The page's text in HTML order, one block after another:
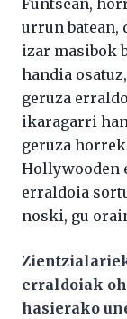
Funtsean,
urrun batean,
izar masibok
handia
geruza
ikaragarri
geruza
Hollywooden
erraldoia
noski, gu
erraldoiak
hasierako